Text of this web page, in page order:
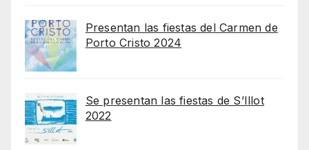
Presentan las fiestas del Carmen de
Porto Cristo 2024
Se presentan las fiestas de S’Illot
2022